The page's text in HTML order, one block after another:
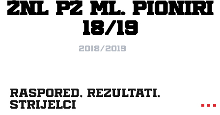
ŽNL PŽ ml. pioniri
18/19
2018/2019
Raspored, rezultati,
strijelci